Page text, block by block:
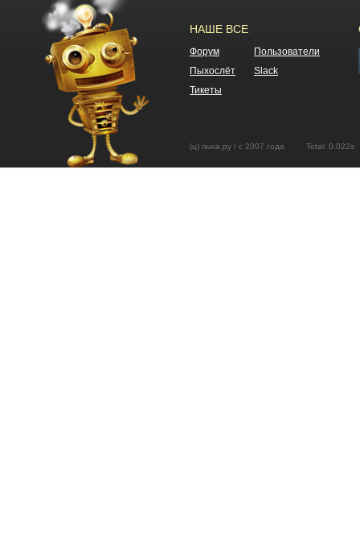
НАШЕ ВСЕ
Форум
Пользователи
Пыхослёт
Slack
Тикеты
(ц) пыха.ру / с 2007 года Total: